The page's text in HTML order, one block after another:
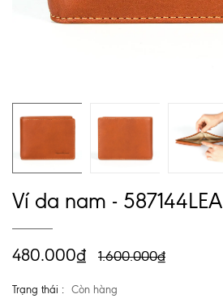
Ví da nam - 587144LEA
480.000₫ 1.600.000₫
Trạng thái : Còn hàng